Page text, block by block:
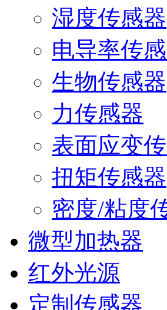
湿度传感器
电导率传
生物传感器
力传感器
表面应变
扭矩传感器
密度/粘度
微型加热器
红外光源
定制传感器